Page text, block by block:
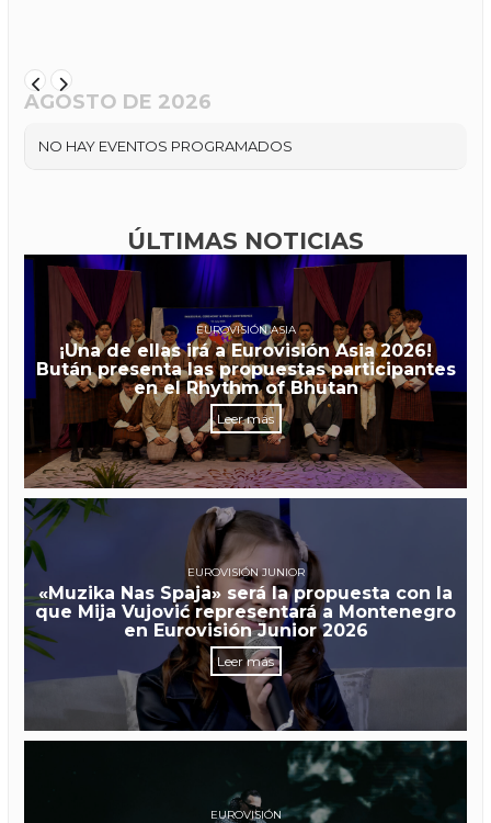
AGOSTO DE 2026
NO HAY EVENTOS PROGRAMADOS
ÚLTIMAS NOTICIAS
EUROVISIÓN ASIA
¡Una de ellas irá a Eurovisión Asia 2026!
Bután presenta las propuestas participantes
en el Rhythm of Bhutan
Leer más
EUROVISIÓN JUNIOR
«Muzika Nas Spaja» será la propuesta con la
que Mija Vujović representará a Montenegro
en Eurovisión Junior 2026
Leer más
EUROVISIÓN